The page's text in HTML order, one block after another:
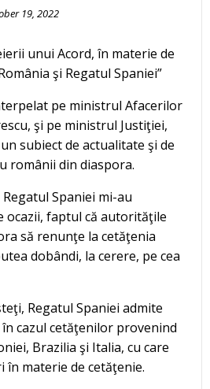
19, 2022
unui Acord, în materie de
şi Regatul Spaniei”
pe ministrul Afacerilor
şi pe ministrul Justiţiei,
subiect de actualitate şi de
românii din diaspora.
Spaniei mi-au
ocazii, faptul că autorităţile
să renunţe la cetăţenia
dobândi, la cerere, pe cea
Regatul Spaniei admite
cazul cetăţenilor provenind
Brazilia şi Italia, cu care
în materie de cetăţenie.